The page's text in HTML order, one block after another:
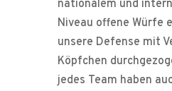
nationalem und
Niveau offene Würfe
unsere Defense mit
Köpfchen
jedes Team haben